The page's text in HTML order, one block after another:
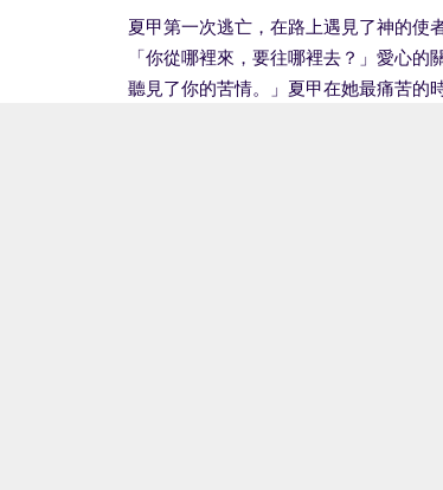
夏甲第一次逃亡，在路上遇見了神的使
「你從哪裡來，要往哪裡去？」愛心
聽見了你的苦情。」夏甲在她最痛苦的